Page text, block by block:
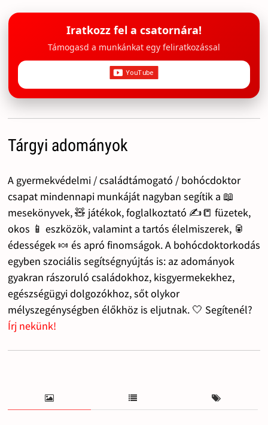
Iratkozz fel a csatornára!
Támogasd a munkánkat egy feliratkozással
Tárgyi adományok
A gyermekvédelmi / családtámogató / bohócdoktor
csapat mindennapi munkáját nagyban segítik a 📖
mesekönyvek, 🧸 játékok, foglalkoztató ✍️📒 füzetek,
okos 📱 eszközök, valamint a tartós élelmiszerek, 🥫
édességek 🍬 és apró finomságok. A bohócdoktorkodás
egyben szociális segítségnyújtás is: az adományok
gyakran rászoruló családokhoz, kisgyermekekhez,
egészségügyi dolgozókhoz, sőt olykor
mélyszegénységben élőkhöz is eljutnak. 🤍 Segítenél?
Írj nekünk!